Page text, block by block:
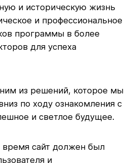
и историческую жизнь
и профессиональное
программы в более
для успеха
из решений, которое мы
по ходу ознакомления с
и светлое будущее.
время сайт должен был
и